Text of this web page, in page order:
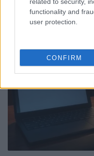
functionality and
user protection.
CONFIRM
CANDIDATURA